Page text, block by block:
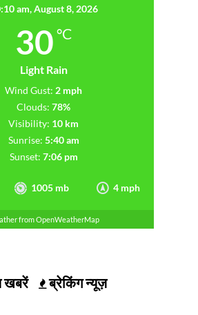
am,August 8, 2026
30 °C
Light Rain
1005 mb 4 mph
Wind Gust: 2 mph
Clouds: 78%
Visibility: 10 km
Sunrise: 5:40 am
Sunset: 7:06 pm
from OpenWeatherMap
खबरें ब्रेकिंग न्यूज़